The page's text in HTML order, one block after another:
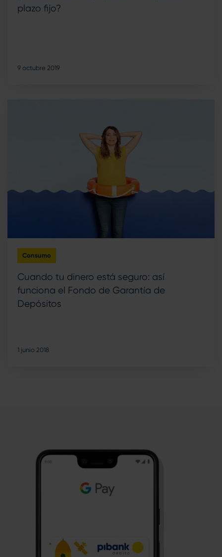
plazo fijo?
9 octubre 2019
Consumo
Cuando tu dinero está seguro: así
funciona el Fondo de Garantía de
Depósitos
1 junio 2018